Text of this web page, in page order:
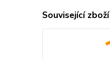
Související zboží